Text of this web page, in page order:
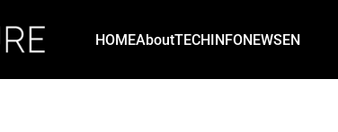
HOMEAboutTECHINFONEWSEN